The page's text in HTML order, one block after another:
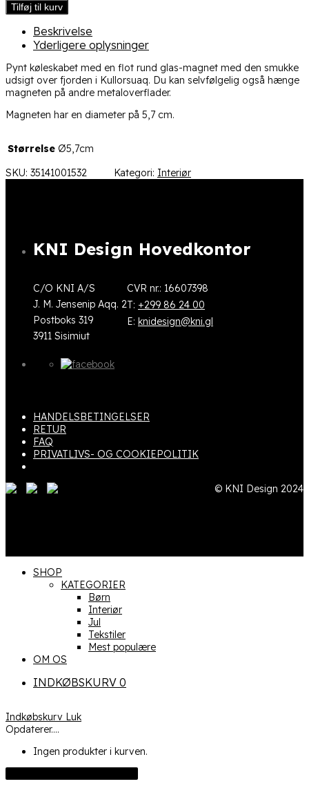
Tilføj til kurv
Beskrivelse
Yderligere oplysninger
Pynt køleskabet med en flot rund glas-magnet med den smukke
udsigt over fjorden i Kullorsuaq. Du kan selvfølgelig også hænge
magneten på andre metaloverflader.
Magneten har en diameter på 5,7 cm.
Størrelse Ø5,7cm
SKU: 35141001532 Kategori: Interiør
KNI Design Hovedkontor
C/O KNI A/S
J. M. Jensenip Aqq. 2
Postboks 319
3911 Sisimiut
CVR nr.: 16607398
T: +299 86 24 00
E: knidesign@kni.gl
HANDELSBETINGELSER
RETUR
FAQ
PRIVATLIVS- OG COOKIEPOLITIK
© KNI Design 2024
SHOP
KATEGORIER
Børn
Interiør
Jul
Tekstiler
Mest populære
OM OS
INDKØBSKURV 0
Indkøbskurv Luk
Opdaterer....
Ingen produkter i kurven.